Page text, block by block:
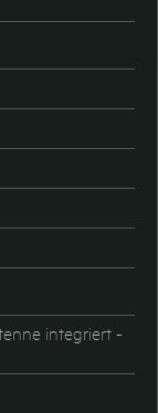
integriert -